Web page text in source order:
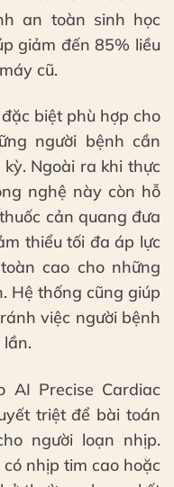
an toàn sinh học
giảm đến 85% liều
cũ.
biệt phù hợp cho
người bệnh cần
Ngoài ra khi thực
nghệ này còn hỗ
cản quang đưa
thiểu tối đa áp lực
cao cho những
Hệ thống cũng giúp
việc người bệnh
AI Precise Cardiac
triệt để bài toán
người loạn nhịp.
nhịp tim cao hoặc